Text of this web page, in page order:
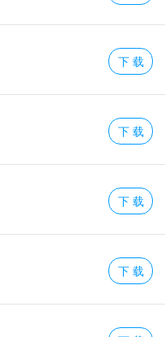
下 载
下 载
下 载
下 载